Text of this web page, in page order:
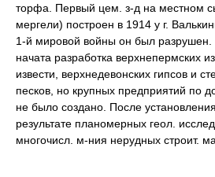
торфа. Первый цем. з-д на местном
мергели) построен в 1914 y г.
1-й мировой войны он был разрушен.
начата разработка верхнепермских
извести, верхнедевонских гипсов и
песков, но крупных предприятий по
не было создано. После
результате планомерных геол.
многочисл. м-ния нерудных строит.